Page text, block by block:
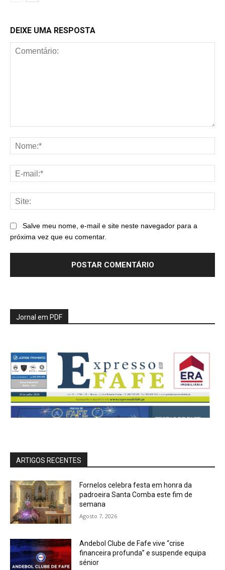
DEIXE UMA RESPOSTA
Salve meu nome, e-mail e site neste navegador para a
próxima vez que eu comentar.
Jornal em PDF
ARTIGOS RECENTES
Fornelos celebra festa em honra da
padroeira Santa Comba este fim de
semana
Agosto 7, 2026
Andebol Clube de Fafe vive “crise
financeira profunda” e suspende equipa
sénior